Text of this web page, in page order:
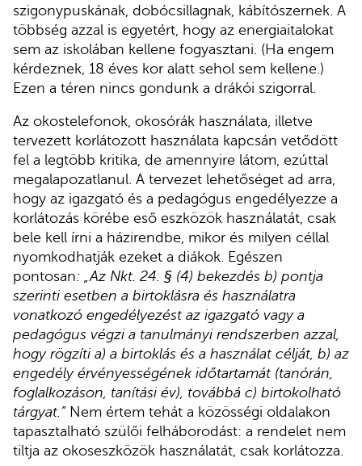
szigonypuskának, dobócsillagnak, kábítószernek. A
többség azzal is egyetért, hogy az energiaitalokat
sem az iskolában kellene fogyasztani. (Ha engem
kérdeznek, 18 éves kor alatt sehol sem kellene.)
Ezen a téren nincs gondunk a drákói szigorral.
Az okostelefonok, okosórák használata, illetve
tervezett korlátozott használata kapcsán vetődött
fel a legtöbb kritika, de amennyire látom, ezúttal
megalapozatlanul. A tervezet lehetőséget ad arra,
hogy az igazgató és a pedagógus engedélyezze a
korlátozás körébe eső eszközök használatát, csak
bele kell írni a házirendbe, mikor és milyen céllal
nyomkodhatják ezeket a diákok. Egészen
pontosan: „Az Nkt. 24. § (4) bekezdés b) pontja
szerinti esetben a birtoklásra és használatra
vonatkozó engedélyezést az igazgató vagy a
pedagógus végzi a tanulmányi rendszerben azzal,
hogy rögzíti a) a birtoklás és a használat célját, b) az
engedély érvényességének időtartamát (tanórán,
foglalkozáson, tanítási év), továbbá c) birtokolható
tárgyat.”Nem értem tehát a közösségi oldalakon
tapasztalható szülői felháborodást: a rendelet nem
tiltja az okoseszközök használatát, csak korlátozza.